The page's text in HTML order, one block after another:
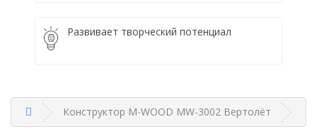
Развивает творческий потенциал
Конструктор M-WOOD MW-3002 Вертолёт